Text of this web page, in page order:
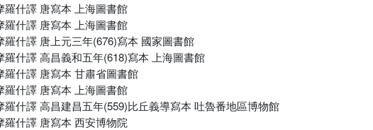
羅什譯 唐寫本 上海圖書館
羅什譯 唐寫本 上海圖書館
什譯 唐上元三年(676)寫本 國家圖書館
什譯 高昌義和五年(618)寫本 上海圖書館
什譯 唐寫本 甘肅省圖書館
羅什譯 唐寫本 上海圖書館
什譯 高昌建昌五年(559)比丘義導寫本 吐魯番地區博物館
什譯 唐寫本 西安博物院